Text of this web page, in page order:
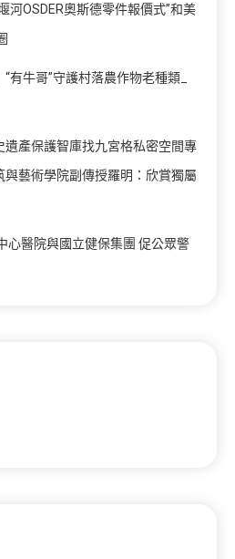
河OSDER奧斯德零件報價式”和美
有牛哥”守護村落農作物老種類_
遺產保護智庫找九宮格私密空間專
與藝術學院副傳授羅明：欣賞獨屬
心醫院與國立健保集團 促公眾警